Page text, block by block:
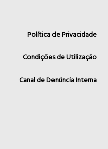
Política de Privacidade
Condições de Utilização
Canal de Denúncia Interna